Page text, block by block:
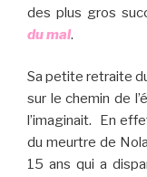
des plus gros
du mal.
Sa petite retraite
sur le chemin de
l’imaginait. En
du meurtre de
15 ans qui a